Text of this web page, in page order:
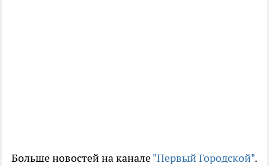
Больше новостей на канале"Первый Городской".